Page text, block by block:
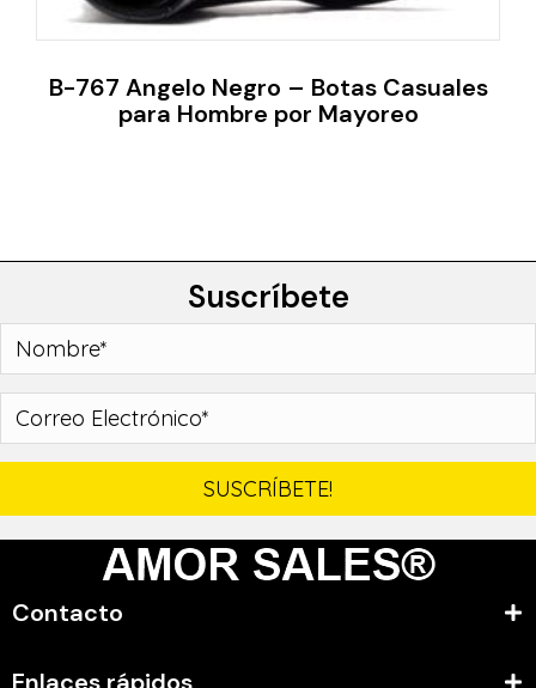
B-767 Angelo Negro – Botas Casuales
para Hombre por Mayoreo
Suscríbete
SUSCRÍBETE!
Contacto